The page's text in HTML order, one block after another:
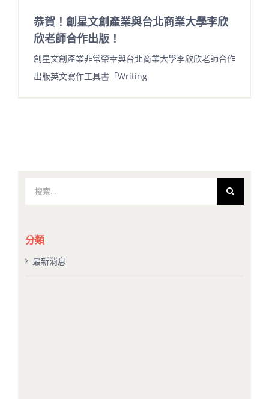
恭賀！創星文創產業與台北商業大學李欣
欣老師合作出版！
創星文創產業非常榮幸與台北商業大學李欣欣老師合作
出版英文寫作工具書「Writing
果：
分類
最新消息